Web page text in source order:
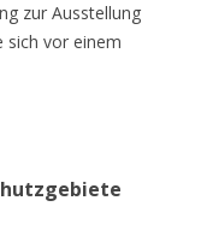
zur Ausstellung
sich vor einem